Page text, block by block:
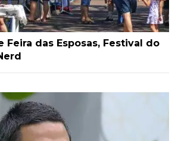
Feira das Esposas, Festival do